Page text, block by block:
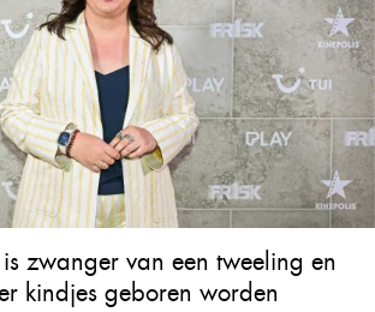
is zwanger van een tweeling en
kindjes geboren worden